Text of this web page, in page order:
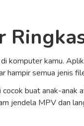
komputer kamu.
hampir semua jenis
buat anak-anak
jendela MPV dan